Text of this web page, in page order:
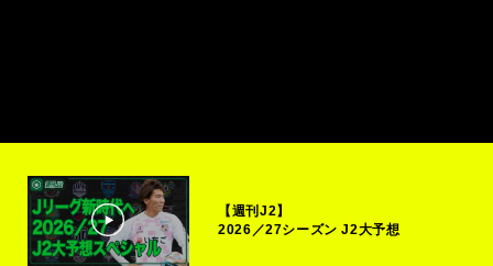
【週刊J2】
2026／27シーズン J2大予想